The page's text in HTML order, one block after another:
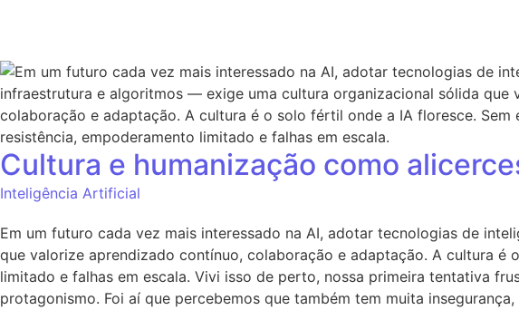
Cultura e humanização como
Inteligência Artificial
Em um futuro cada vez mais interessado na AI, adotar tecnologias de
que valorize aprendizado contínuo, colaboração e adaptação. A cultura
limitado e falhas em escala. Vivi isso de perto, nossa primeira tentativa
protagonismo. Foi aí que percebemos que também tem muita